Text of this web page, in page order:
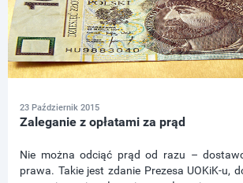
23 Październik 2015
Zaleganie z opłatami za prąd
Nie można odciąć prąd od razu –
prawa. Takie jest zdanie Prezesa UOKiK-u,